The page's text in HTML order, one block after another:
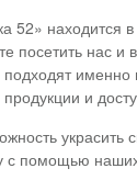
52» находится
посетить нас и
подходят
продукции и
украсить
с помощью